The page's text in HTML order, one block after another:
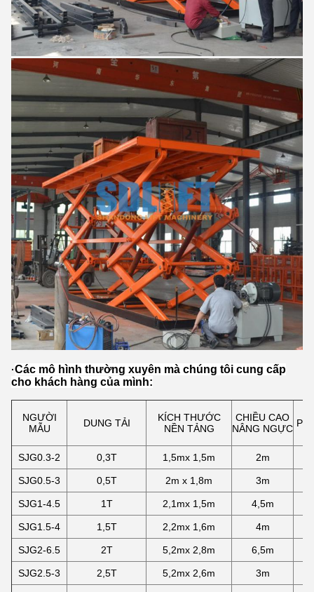
·Các mô hình thường xuyên mà chúng tôi cung cấp
cho khách hàng của mình:
NGƯỜI
MẪU
DUNG TẢI
KÍCH THƯỚC
NỀN TẢNG
CHIỀU CAO
NÂNG NGỰC
SJG0.3-2 0,3T 1,5mx 1,5m 2m
SJG0.5-3 0,5T 2m x 1,8m 3m
SJG1-4.5 1T 2,1mx 1,5m 4,5m
SJG1.5-4 1,5T 2,2mx 1,6m 4m
SJG2-6.5 2T 5,2mx 2,8m 6,5m
SJG2.5-3 2,5T 5,2mx 2,6m 3m